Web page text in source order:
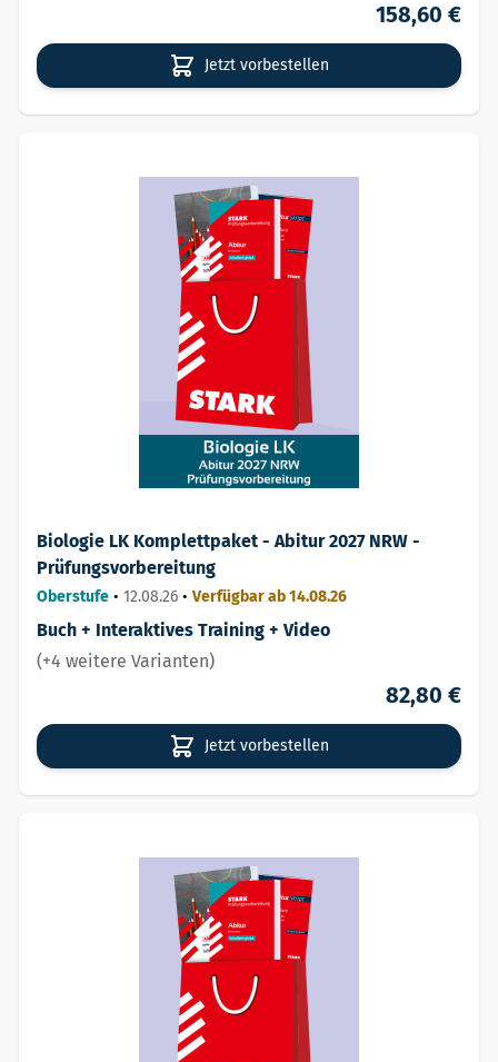
158,60 €
Jetzt vorbestellen
Biologie LK Komplettpaket - Abitur 2027 NRW -
Prüfungsvorbereitung
Oberstufe • 12.08.26 • Verfügbar ab 14.08.26
Buch + Interaktives Training + Video
(+4 weitere Varianten)
82,80 €
Jetzt vorbestellen